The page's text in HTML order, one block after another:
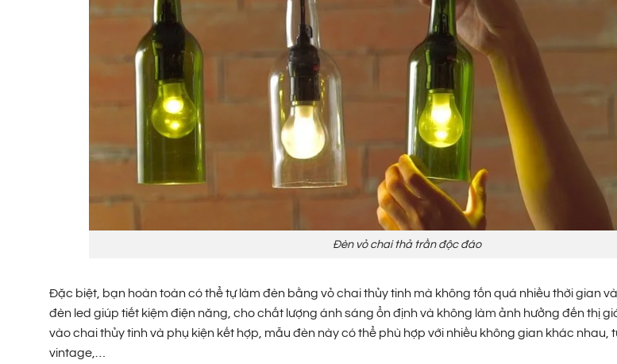
Đèn vỏ chai thả trần độc đáo
Đặc biệt, bạn hoàn toàn có thể tự làm đèn bằng vỏ chai thủy tinh mà không tốn quá nhiều thời gian
đèn led giúp tiết kiệm điện năng, cho chất lượng ánh sáng ổn định và không làm ảnh hưởng đến thị
vào chai thủy tinh và phụ kiện kết hợp, mẫu đèn này có thể phù hợp với nhiều không gian khác nhau,
vintage,…